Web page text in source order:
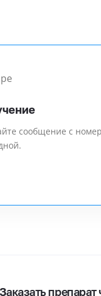
сообщение с
Заказать препарат